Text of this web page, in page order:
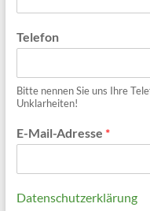
Telefon
Bitte nennen Sie uns Ihre
Unklarheiten!
E-Mail-Adresse *
Datenschutzerklärung